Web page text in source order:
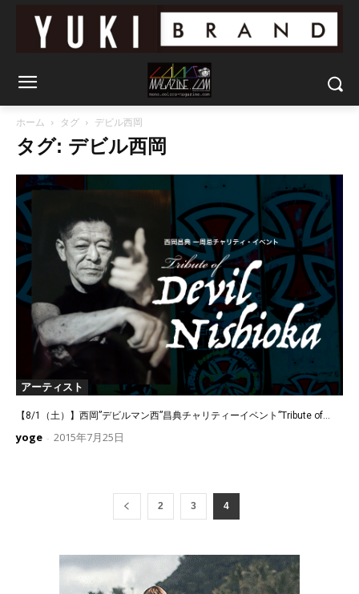
ホーム タグ デビル西岡
タグ: デビル西岡
アーティスト
【8/1（土）】西岡”デビルマン西”昌典チャリティーイベント”Tribute of...
yoge - 2015年7月25日
2 3 4